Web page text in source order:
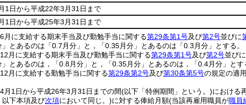
1日から平成22年3月31日まで
1日から平成25年3月31日まで
月に支給する期末手当及び勤勉手当に関する第29条第1号及び第2号並びに
」とあるのは「0.7月分」と，「0.35月分」とあるのは「0.3月分」とする。
月に支給する期末手当及び勤勉手当に関する第29条第1号及び第2号並びに
」とあるのは，「0.8月分」と，「0.35月分」とあるのは，「0.4月分」とす
月に支給する勤勉手当に関する第29条第2号及び第30条第5号の規定の適
月1日から平成26年3月31日までの間(以下「特例期間」という。)における
以下本項及び次項において同じ。)に対する俸給月額(当該再雇用職員が職員